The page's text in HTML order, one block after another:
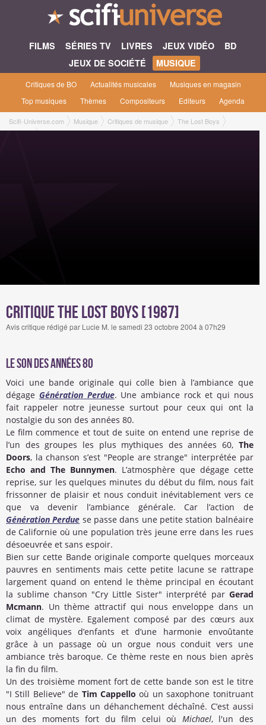
FILMS SÉRIES TV LIVRES JEUX VIDÉO
BD
JEUX DE SOCIÉTÉ
MUSIQUE
Critiques de BO Actualités musicales
Musiques en magasin
Top musiques
Thèmes Compositeurs Editeurs Agenda
Scifi-Universe.com Musique Critiques de musique
The Lost Boys
Lucie M.
Critique The Lost Boys [1987]
Avis critique rédigé par Lucie M. le samedi 23 octobre 2004 à 07h29
Le son des années 80
Voici une bande originale qui colle bien à l’ambiance que
dégage Génération Perdue. Une ambiance rock et qui nous
fait rappeler notre jeunesse surtout pour ceux qui ont la
nostalgie du son des années 80.
Le film commence et tout de suite on entend une reprise de
l’un des groupes les plus mythiques des années 60, The
Doors, la chanson s’est "People are strange" interprétée par
Echo and The Bunnymen. L’atmosphère que dégage cette
reprise, sur les quelques minutes du début du film, nous fait
frissonner de plaisir et nous conduit inévitablement vers ce
que va devenir l’ambiance générale. Car l’action de
Génération Perdue se passe dans une petite station balnéaire
de Californie où une population très jeune erre dans les rues
désoeuvrée et sans espoir.
Bien sur cette Bande originale comporte quelques morceaux
pauvres en sentiments mais cette petite lacune se rattrape
largement quand on entend le thème principal en écoutant
la sublime chanson "Cry Little Sister" interprété par Gerad
Mcmann. Un thème attractif qui nous enveloppe dans un
climat de mystère. Egalement composé par des cœurs aux
voix angéliques d’enfants et d’une harmonie envoûtante
grâce à un passage où un orgue nous conduit vers une
ambiance très baroque. Ce thème reste en nous bien après
la fin du film.
Un des troisième moment fort de cette bande son est le titre
"I Still Believe" de Tim Cappello où un saxophone tonitruant
nous entraîne dans un déhanchement déchaîné. C’est aussi
un des moments fort du film celui où Michael, l'un des